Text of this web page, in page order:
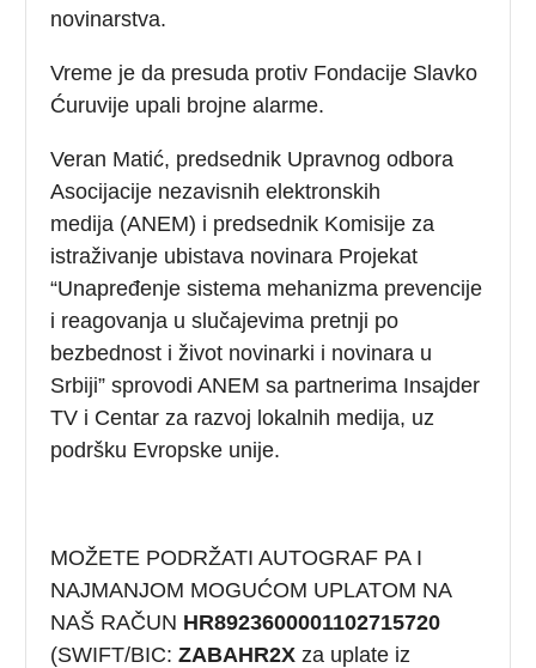
novinarstva.
Vreme je da presuda protiv Fondacije Slavko
Ćuruvije upali brojne alarme.
Veran Matić, predsednik Upravnog odbora
Asocijacije nezavisnih elektronskih
medija (ANEM) i predsednik Komisije za
istraživanje ubistava novinara Projekat
“Unapređenje sistema mehanizma prevencije
i reagovanja u slučajevima pretnji po
bezbednost i život novinarki i novinara u
Srbiji” sprovodi ANEM sa partnerima Insajder
TV i Centar za razvoj lokalnih medija, uz
podršku Evropske unije.
MOŽETE PODRŽATI AUTOGRAF PA I
NAJMANJOM MOGUĆOM UPLATOM NA
NAŠ RAČUN HR8923600001102715720
(SWIFT/BIC: ZABAHR2X za uplate iz